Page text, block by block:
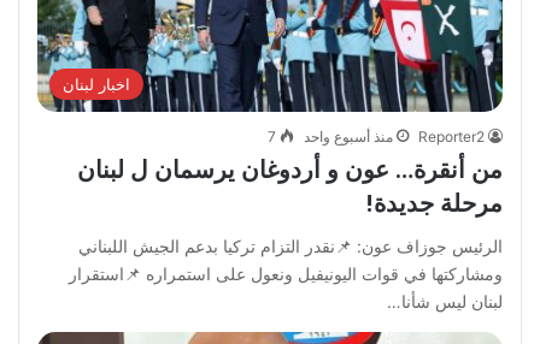
اخبار لبنان
Reporter2 منذ أسبوع واحد 7
من أنقرة… عون و أردوغان يرسمان ل لبنان
مرحلة جديدة!
الرئيس جوزاف عون: 📌نقدر التزام تركيا بدعم الجيش اللبناني
ومشاركتها في قوات اليونيفيل ونعول على استمراره 📌استقرار
لبنان ليس شأنا…